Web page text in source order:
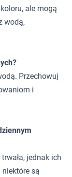
ale mogą
wodą,
Przechowuj
i
jednak ich
są